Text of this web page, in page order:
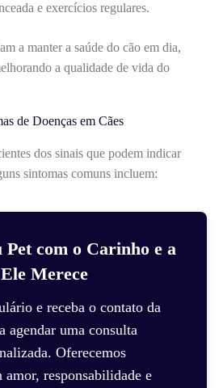
e exercícios regulares.
a manter a saúde do cão em dia,
a qualidade de vida do
de Doenças em Cães
dos sinais que podem indicar
sintomas comuns incluem:
Pet com o Carinho e a
Merece
e receba o contato da
agendar uma consulta
Oferecemos
amor, responsabilidade e